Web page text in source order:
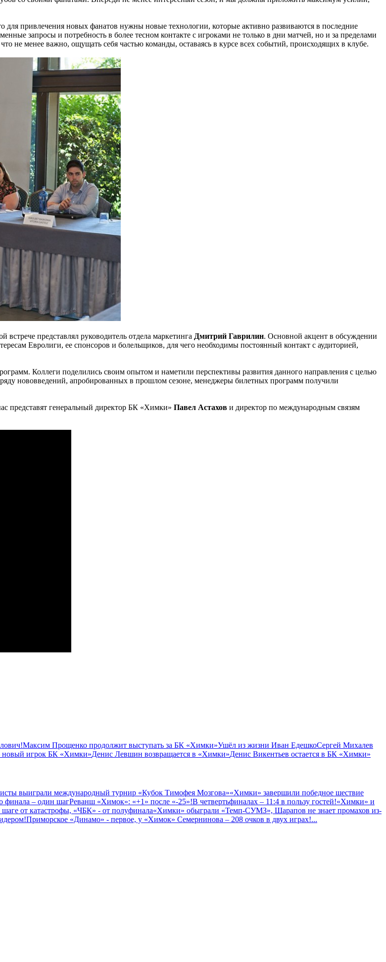
для привлечения новых фанатов нужны новые технологии, которые активно развиваются в последние
запросы и потребность в более тесном контакте с игроками не только в дни матчей, но и за пределами
не менее важно, ощущать себя частью команды, оставаясь в курсе всех событий, происходящих в клубе.
представлял руководитель отдела маркетинга Дмитрий Гаврилин. Основной акцент в обсуждении
Евролиги, ее спонсоров и болельщиков, для чего необходимы постоянный контакт с аудиторией,
Коллеги поделились своим опытом и наметили перспективы развития данного направления с целью
нововведений, апробированных в прошлом сезоне, менеджеры билетных программ получили
представят генеральный директор БК «Химки» Павел Астахов и директор по международным связям
Максим Прощенко продолжит выступать за БК «Химки»Ушёл из жизни Иван ЕдешкоСергей Михалев
новый игрок БК «Химки»Денис Левшин возвращается в «Химки»Денис Викентьев остается в БК «Химки»
выиграли международный турнир «Кубок Тимофея Мозгова»«Химки» завершили победное шествие
финала – один шагРеванш «Химок»: «+1» после «-25»!В четвертьфиналах – 11:4 в пользу гостей!«Химки» и
от катастрофы, «ЧБК» - от полуфинала«Химки» обыграли «Темп-СУМЗ», Шарапов не знает промахов из-
Приморское «Динамо» - первое, у «Химок» Семернинова – 208 очков в двух играх!...